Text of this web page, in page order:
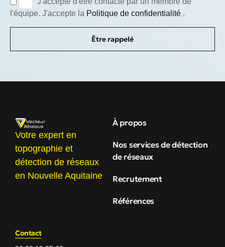
l'équipe. J'accepte la Politique de confidentialité .
Être rappelé
Votre expert en
topographie et
détection de réseaux
en Nouvelle Aquitaine
À propos
Nos services de détection
de réseaux
Recrutement
Références
Contact